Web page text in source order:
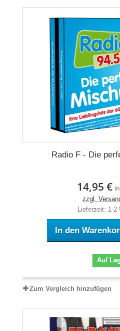
Radio F - Die
14,95 €
zzgl.
Lieferzeit: 1-2
In den
Auf
Zum Vergleich hinzufügen